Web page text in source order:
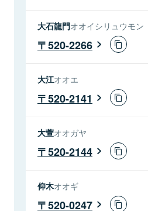
大石龍門オオイシリュウモン
520-2266
大江オオエ
520-2141
大萱オオガヤ
520-2144
仰木オオギ
520-0247